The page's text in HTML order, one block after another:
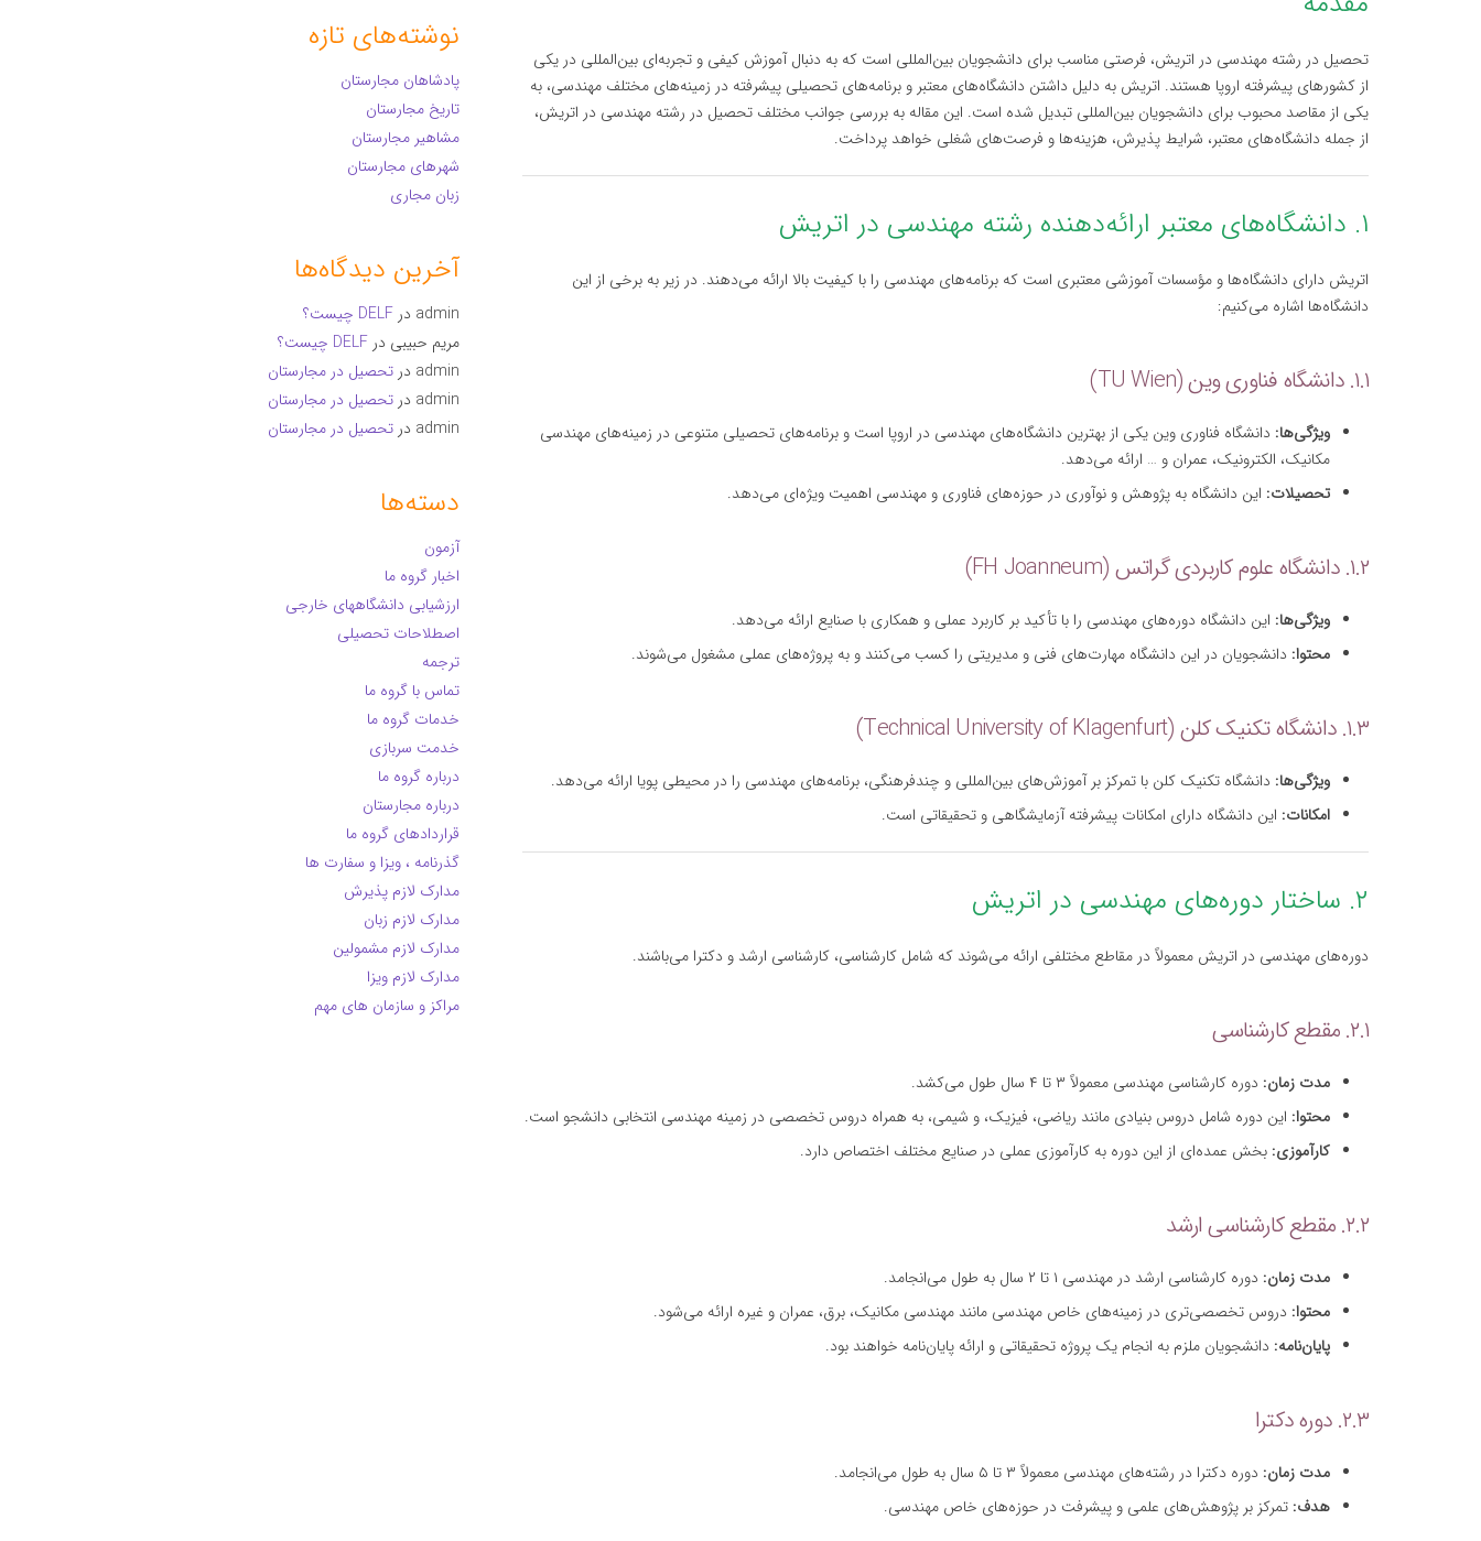
تحصیل در رشته مهندسی در اتریش، فرصتی مناسب برای دانشجویان بین‌المللی است که به دنبال آموزش کیفی و تجربه‌ای بین‌المللی در یکی
از کشورهای پیشرفته اروپا هستند. اتریش به دلیل داشتن دانشگاه‌های معتبر و برنامه‌های تحصیلی پیشرفته در زمینه‌های مختلف مهندسی، به
یکی از مقاصد محبوب برای دانشجویان بین‌المللی تبدیل شده است. این مقاله به بررسی جوانب مختلف تحصیل در رشته مهندسی در اتریش،
از جمله دانشگاه‌های معتبر، شرایط پذیرش، هزینه‌ها و فرصت‌های شغلی خواهد پرداخت.
۱. دانشگاه‌های معتبر ارائه‌دهنده رشته مهندسی در اتریش
اتریش دارای دانشگاه‌ها و مؤسسات آموزشی معتبری است که برنامه‌های مهندسی را با کیفیت بالا ارائه می‌دهند. در زیر به برخی از این
دانشگاه‌ها اشاره می‌کنیم:
۱.۱. دانشگاه فناوری وین (TU Wien)
ویژگی‌ها: دانشگاه فناوری وین یکی از بهترین دانشگاه‌های مهندسی در اروپا است و برنامه‌های تحصیلی متنوعی در زمینه‌های مهندسی
مکانیک، الکترونیک، عمران و … ارائه می‌دهد.
تحصیلات: این دانشگاه به پژوهش و نوآوری در حوزه‌های فناوری و مهندسی اهمیت ویژه‌ای می‌دهد.
۱.۲. دانشگاه علوم کاربردی گراتس (FH Joanneum)
ویژگی‌ها: این دانشگاه دوره‌های مهندسی را با تأکید بر کاربرد عملی و همکاری با صنایع ارائه می‌دهد.
محتوا: دانشجویان در این دانشگاه مهارت‌های فنی و مدیریتی را کسب می‌کنند و به پروژه‌های عملی مشغول می‌شوند.
۱.۳. دانشگاه تکنیک کلن (Technical University of Klagenfurt)
ویژگی‌ها: دانشگاه تکنیک کلن با تمرکز بر آموزش‌های بین‌المللی و چندفرهنگی، برنامه‌های مهندسی را در محیطی پویا ارائه می‌دهد.
امکانات: این دانشگاه دارای امکانات پیشرفته آزمایشگاهی و تحقیقاتی است.
۲. ساختار دوره‌های مهندسی در اتریش
دوره‌های مهندسی در اتریش معمولاً در مقاطع مختلفی ارائه می‌شوند که شامل کارشناسی، کارشناسی ارشد و دکترا می‌باشند.
۲.۱. مقطع کارشناسی
مدت زمان: دوره کارشناسی مهندسی معمولاً ۳ تا ۴ سال طول می‌کشد.
محتوا: این دوره شامل دروس بنیادی مانند ریاضی، فیزیک، و شیمی، به همراه دروس تخصصی در زمینه مهندسی انتخابی دانشجو است.
کارآموزی: بخش عمده‌ای از این دوره به کارآموزی عملی در صنایع مختلف اختصاص دارد.
۲.۲. مقطع کارشناسی ارشد
مدت زمان: دوره کارشناسی ارشد در مهندسی ۱ تا ۲ سال به طول می‌انجامد.
محتوا: دروس تخصصی‌تری در زمینه‌های خاص مهندسی مانند مهندسی مکانیک، برق، عمران و غیره ارائه می‌شود.
پایان‌نامه: دانشجویان ملزم به انجام یک پروژه تحقیقاتی و ارائه پایان‌نامه خواهند بود.
۲.۳. دوره دکترا
مدت زمان: دوره دکترا در رشته‌های مهندسی معمولاً ۳ تا ۵ سال به طول می‌انجامد.
هدف: تمرکز بر پژوهش‌های علمی و پیشرفت در حوزه‌های خاص مهندسی.
نوشته‌های تازه
پادشاهان مجارستان
تاریخ مجارستان
مشاهیر مجارستان
شهرهای مجارستان
زبان مجاری
آخرین دیدگاه‌ها
admin در DELF چیست؟
مریم حبیبی در DELF چیست؟
admin در تحصیل در مجارستان
admin در تحصیل در مجارستان
admin در تحصیل در مجارستان
دسته‌ها
آزمون
اخبار گروه ما
ارزشیابی دانشگاههای خارجی
اصطلاحات تحصیلی
ترجمه
تماس با گروه ما
خدمات گروه ما
خدمت سربازی
درباره گروه ما
درباره مجارستان
قراردادهای گروه ما
گذرنامه ، ویزا و سفارت ها
مدارک لازم پذیرش
مدارک لازم زبان
مدارک لازم مشمولین
مدارک لازم ویزا
مراکز و سازمان های مهم